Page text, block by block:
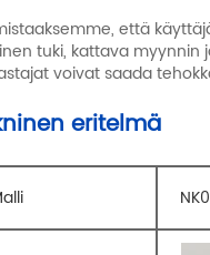
että
tuki, kattava myynnin
voivat saada
eritelmä